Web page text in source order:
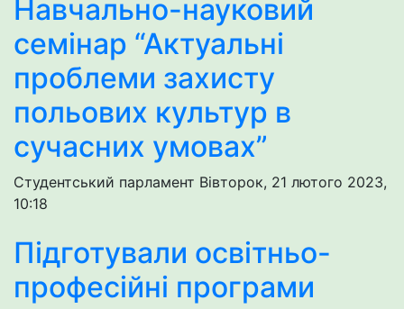
Навчально-науковий
семінар “Актуальні
проблеми захисту
польових культур в
сучасних умовах”
Студентський парламент Вівторок, 21 лютого 2023,
10:18
Підготували освітньо-
професійні програми